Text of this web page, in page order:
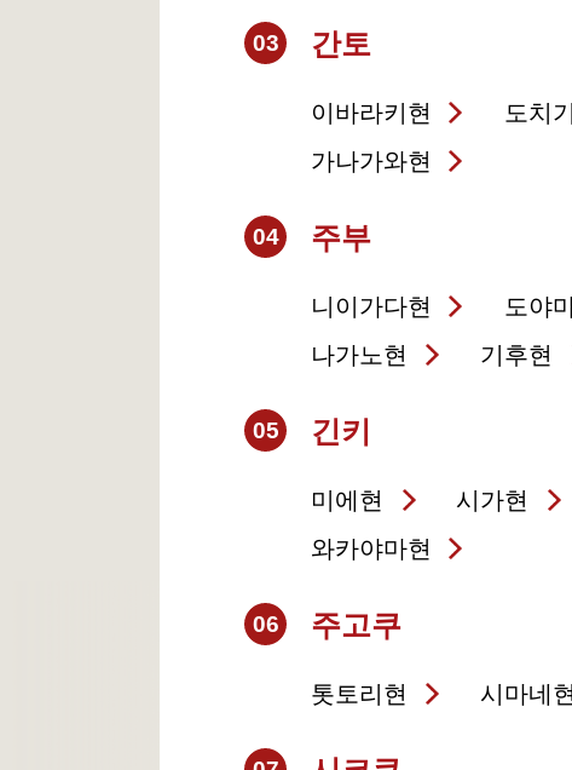
03 간토
이바라키현 도치
가나가와현
04 주부
니이가다현 도야
나가노현
기후현
05 긴키
미에현 시가현
와카야마현
06 주고쿠
톳토리현 시마네현